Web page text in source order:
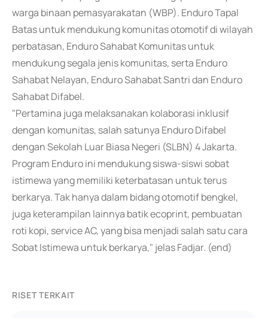
warga binaan pemasyarakatan (WBP). Enduro Tapal
Batas untuk mendukung komunitas otomotif di wilayah
perbatasan, Enduro Sahabat Komunitas untuk
mendukung segala jenis komunitas, serta Enduro
Sahabat Nelayan, Enduro Sahabat Santri dan Enduro
Sahabat Difabel.
"Pertamina juga melaksanakan kolaborasi inklusif
dengan komunitas, salah satunya Enduro Difabel
dengan Sekolah Luar Biasa Negeri (SLBN) 4 Jakarta.
Program Enduro ini mendukung siswa-siswi sobat
istimewa yang memiliki keterbatasan untuk terus
berkarya. Tak hanya dalam bidang otomotif bengkel,
juga keterampilan lainnya batik ecoprint, pembuatan
roti kopi, service AC, yang bisa menjadi salah satu cara
Sobat Istimewa untuk berkarya," jelas Fadjar. (end)
RISET TERKAIT